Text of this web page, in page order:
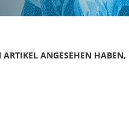
ANGESEHEN